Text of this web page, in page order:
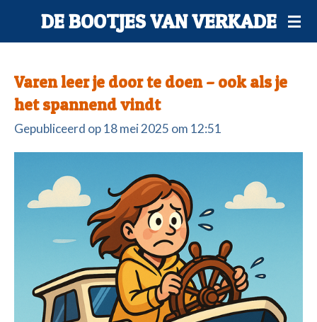
direct
de
hoofdinhoud
DE BOOTJES VAN VERKADE
Varen leer je door te doen – ook als je
het spannend vindt
Gepubliceerd op 18 mei 2025 om 12:51